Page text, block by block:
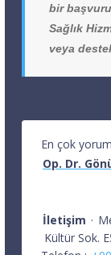
bir
Sağlık
veya
En çok
Op. Dr.
İletişim ·
Kültür Sok.